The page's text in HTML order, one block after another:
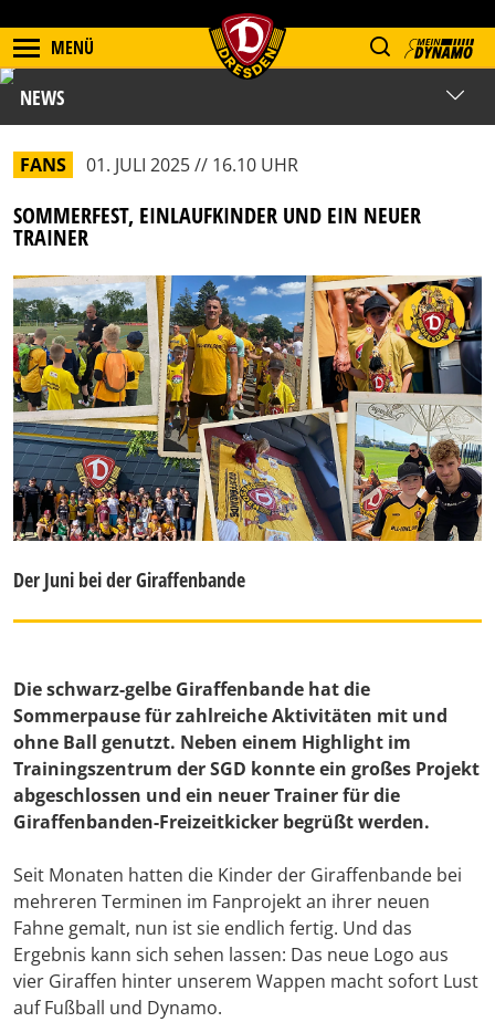
MENÜ
NEWS
FANS 01. JULI 2025 // 16.10 UHR
SOMMERFEST, EINLAUFKINDER UND EIN NEUER
TRAINER
Der Juni bei der Giraffenbande
Die schwarz-gelbe Giraffenbande hat die
Sommerpause für zahlreiche Aktivitäten mit und
ohne Ball genutzt. Neben einem Highlight im
Trainingszentrum der SGD konnte ein großes Projekt
abgeschlossen und ein neuer Trainer für die
Giraffenbanden-Freizeitkicker begrüßt werden.
Seit Monaten hatten die Kinder der Giraffenbande bei
mehreren Terminen im Fanprojekt an ihrer neuen
Fahne gemalt, nun ist sie endlich fertig. Und das
Ergebnis kann sich sehen lassen: Das neue Logo aus
vier Giraffen hinter unserem Wappen macht sofort Lust
auf Fußball und Dynamo.